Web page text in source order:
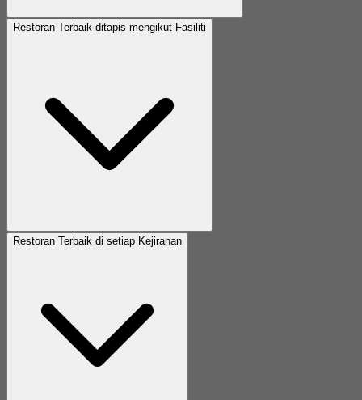
Restoran Terbaik ditapis mengikut Fasiliti
Restoran Terbaik di setiap Kejiranan